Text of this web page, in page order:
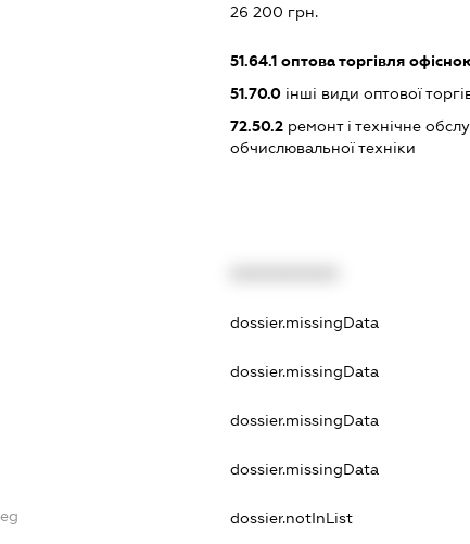
26 200 грн.
51.64.1оптова торгівля
51.70.0інші види оптової
72.50.2ремонт і технічне
обчислювальної техніки
dossier.missingData
dossier.missingData
dossier.missingData
dossier.missingData
dossier.notInList